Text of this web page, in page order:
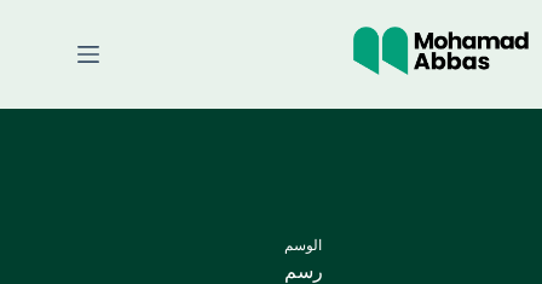
إلى
المحتوى
الوسم
رسم